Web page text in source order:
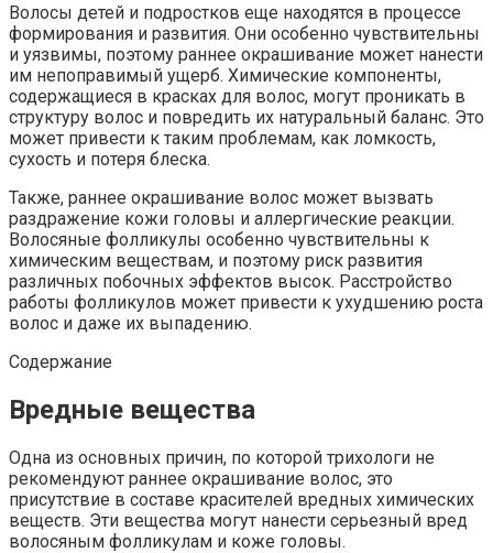
Волосы детей и подростков еще находятся в процессе
формирования и развития. Они особенно чувствительны
и уязвимы, поэтому раннее окрашивание может нанести
им непоправимый ущерб. Химические компоненты,
содержащиеся в красках для волос, могут проникать в
структуру волос и повредить их натуральный баланс. Это
может привести к таким проблемам, как ломкость,
сухость и потеря блеска.
Также, раннее окрашивание волос может вызвать
раздражение кожи головы и аллергические реакции.
Волосяные фолликулы особенно чувствительны к
химическим веществам, и поэтому риск развития
различных побочных эффектов высок. Расстройство
работы фолликулов может привести к ухудшению роста
волос и даже их выпадению.
Содержание
Вредные вещества
Одна из основных причин, по которой трихологи не
рекомендуют раннее окрашивание волос, это
присутствие в составе красителей вредных химических
веществ. Эти вещества могут нанести серьезный вред
волосяным фолликулам и коже головы.